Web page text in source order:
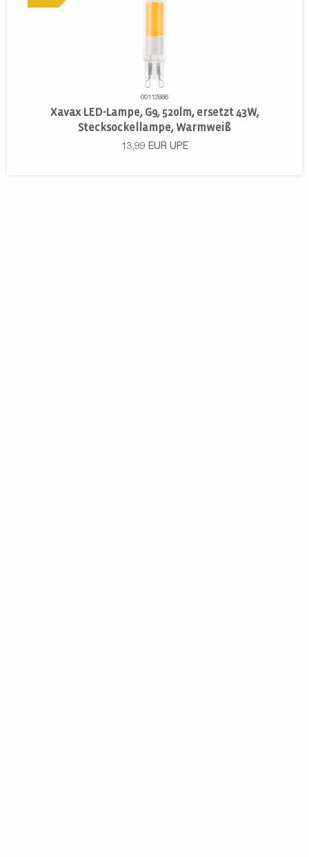
00112886
Xavax LED-Lampe, G9, 520lm, ersetzt 43W,
Stecksockellampe, Warmweiß
13,99 EUR UPE